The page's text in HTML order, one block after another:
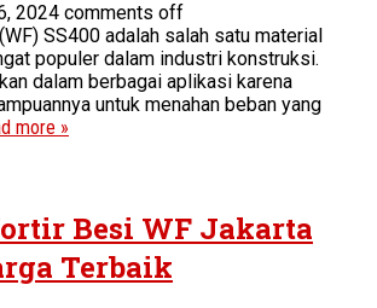
2024 comments off
SS400 adalah salah satu material
populer dalam industri konstruksi.
dalam berbagai aplikasi karena
untuk menahan beban yang
more »
Besi WF Jakarta
Terbaik